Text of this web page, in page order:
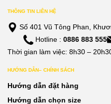
THÔNG TIN LIÊN HỆ
Số 401 Vũ Tông Phan,
Hotline : 0886 883 555
Thời gian làm việc: 8h30 –
HƯỚNG DẪN– CHÍNH SÁCH
Hướng dẫn đặt hàng
Hướng dẫn chọn size